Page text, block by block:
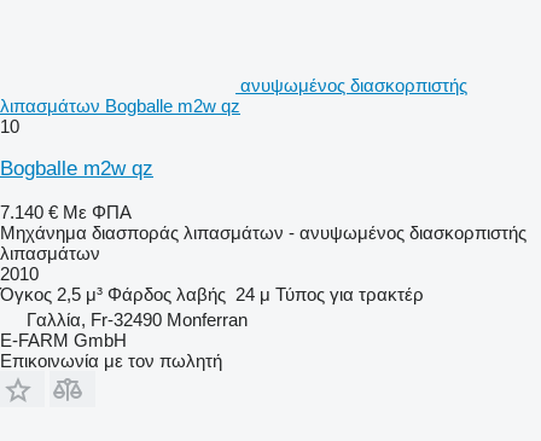
ανυψωμένος διασκορπιστής
λιπασμάτων Bogballe m2w qz
10
Bogballe m2w qz
7.140 € Με ΦΠΑ
Μηχάνημα διασποράς λιπασμάτων - ανυψωμένος διασκορπιστής
λιπασμάτων
2010
Όγκος 2,5 μ³ Φάρδος λαβής 24 μ Τύπος για τρακτέρ
Γαλλία, Fr-32490 Monferran
E-FARM GmbH
Επικοινωνία με τον πωλητή